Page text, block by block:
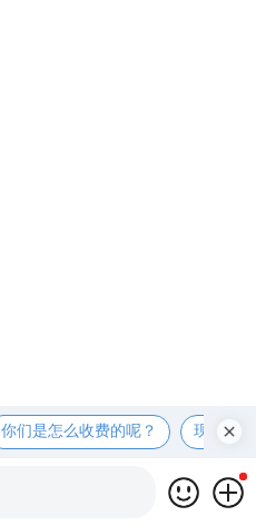
你们是怎么收费的呢？ 现在有